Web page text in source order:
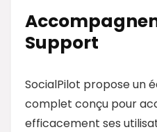
Support
SocialPilot propose un
complet conçu pour
efficacement ses